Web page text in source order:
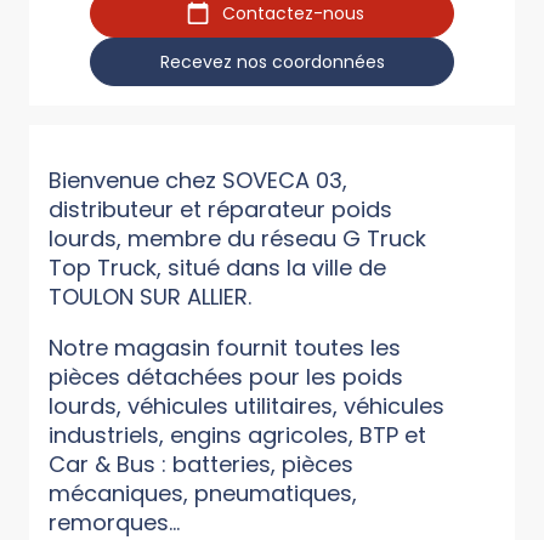
Contactez-nous
Recevez nos coordonnées
Bienvenue chez SOVECA 03,
distributeur et réparateur poids
lourds, membre du réseau G Truck
Top Truck, situé dans la ville de
TOULON SUR ALLIER.
Notre magasin fournit toutes les
pièces détachées pour les poids
lourds, véhicules utilitaires, véhicules
industriels, engins agricoles, BTP et
Car & Bus : batteries, pièces
mécaniques, pneumatiques,
remorques...